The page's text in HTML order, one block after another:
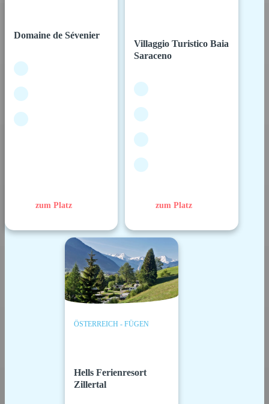
Domaine de Sévenier
zum Platz
Villaggio Turistico Baia
Saraceno
zum Platz
ÖSTERREICH - FÜGEN
Hells Ferienresort
Zillertal